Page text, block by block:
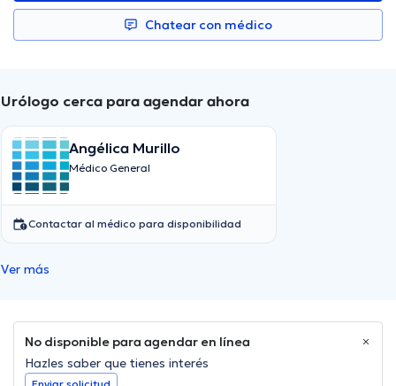
Chatear con médico
Urólogo cerca para agendar ahora
Angélica Murillo
Médico General
Contactar al médico para disponibilidad
Ver más
No disponible para agendar en línea
Hazles saber que tienes interés